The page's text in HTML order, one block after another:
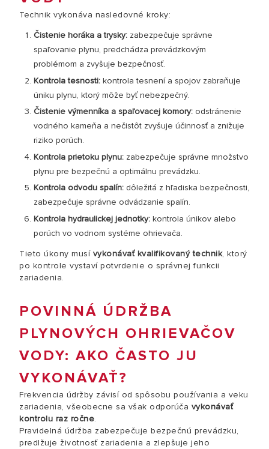
Technik vykonáva nasledovné kroky:
Čistenie horáka a trysky: zabezpečuje správne
spaľovanie plynu, predchádza prevádzkovým
problémom a zvyšuje bezpečnosť.
Kontrola tesnosti: kontrola tesnení a spojov zabraňuje
úniku plynu, ktorý môže byť nebezpečný.
Čistenie výmenníka a spaľovacej komory: odstránenie
vodného kameňa a nečistôt zvyšuje účinnosť a znižuje
riziko porúch.
Kontrola prietoku plynu: zabezpečuje správne množstvo
plynu pre bezpečnú a optimálnu prevádzku.
Kontrola odvodu spalín: dôležitá z hľadiska bezpečnosti,
zabezpečuje správne odvádzanie spalín.
Kontrola hydraulickej jednotky: kontrola únikov alebo
porúch vo vodnom systéme ohrievača.
Tieto úkony musí vykonávať kvalifikovaný technik, ktorý
po kontrole vystaví potvrdenie o správnej funkcii
zariadenia.
POVINNÁ ÚDRŽBA
PLYNOVÝCH OHRIEVAČOV
VODY: AKO ČASTO JU
VYKONÁVAŤ?
Frekvencia údržby závisí od spôsobu používania a veku
zariadenia, všeobecne sa však odporúča vykonávať
kontrolu raz ročne.
Pravidelná údržba zabezpečuje bezpečnú prevádzku,
predlžuje životnosť zariadenia a zlepšuje jeho